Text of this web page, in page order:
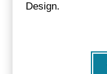
Design.